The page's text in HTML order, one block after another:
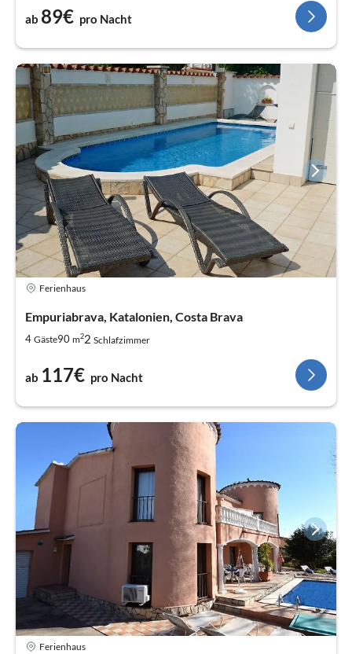
ab 89€ pro Nacht
Ferienhaus
Empuriabrava, Katalonien, Costa Brava
4 Gäste90 m22 Schlafzimmer
ab 117€ pro Nacht
Ferienhaus